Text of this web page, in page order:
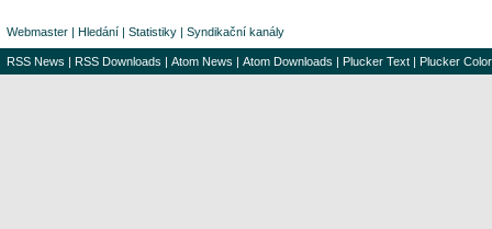
Webmaster | Hledání | Statistiky | Syndikační kanály
RSS News | RSS Downloads | Atom News | Atom Downloads | Plucker Text | Plucker Color